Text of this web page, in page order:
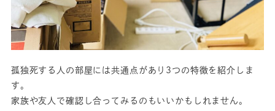
孤独死する人の部屋には共通点があり3つの特徴を紹介しま
す。
家族や友人で確認し合ってみるのもいいかもしれません。